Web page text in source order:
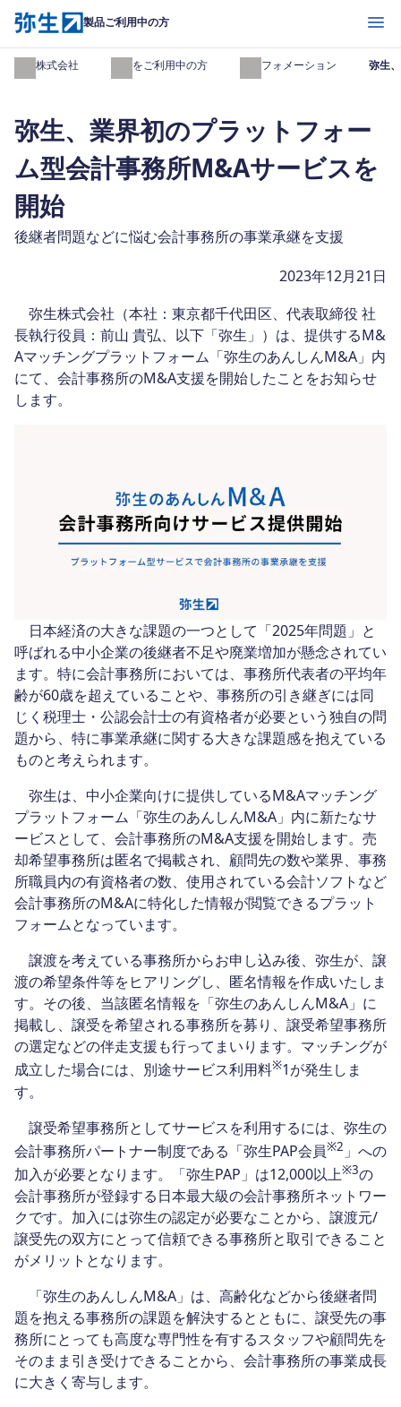
製品ご利用中の方 開く
弥生株式会社 製品をご利用中の方 インフォメーション 弥生
弥生、業界初のプラットフォー
ム型会計事務所M&Aサービスを
開始
後継者問題などに悩む会計事務所の事業承継を支援
2023年12月21日
弥生株式会社（本社：東京都千代田区、代表取締役 社
長執行役員：前山 貴弘、以下「弥生」）は、提供するM&
Aマッチングプラットフォーム「弥生のあんしんM&A」内
にて、会計事務所のM&A支援を開始したことをお知らせ
します。
日本経済の大きな課題の一つとして「2025年問題」と
呼ばれる中小企業の後継者不足や廃業増加が懸念されてい
ます。特に会計事務所においては、事務所代表者の平均年
齢が60歳を超えていることや、事務所の引き継ぎには同
じく税理士・公認会計士の有資格者が必要という独自の問
題から、特に事業承継に関する大きな課題感を抱えている
ものと考えられます。
弥生は、中小企業向けに提供しているM&Aマッチング
プラットフォーム「弥生のあんしんM&A」内に新たなサ
ービスとして、会計事務所のM&A支援を開始します。売
却希望事務所は匿名で掲載され、顧問先の数や業界、事務
所職員内の有資格者の数、使用されている会計ソフトなど
会計事務所のM&Aに特化した情報が閲覧できるプラット
フォームとなっています。
譲渡を考えている事務所からお申し込み後、弥生が、譲
渡の希望条件等をヒアリングし、匿名情報を作成いたしま
す。その後、当該匿名情報を「弥生のあんしんM&A」に
掲載し、譲受を希望される事務所を募り、譲受希望事務所
の選定などの伴走支援も行ってまいります。マッチングが
成立した場合には、別途サービス利用料※1が発生しま
す。
譲受希望事務所としてサービスを利用するには、弥生の
会計事務所パートナー制度である「弥生PAP会員※2 」への
加入が必要となります。「弥生PAP」は12,000以上※3の
会計事務所が登録する日本最大級の会計事務所ネットワー
クです。加入には弥生の認定が必要なことから、譲渡元/
譲受先の双方にとって信頼できる事務所と取引できること
がメリットとなります。
「弥生のあんしんM&A」は、高齢化などから後継者問
題を抱える事務所の課題を解決するとともに、譲受先の事
務所にとっても高度な専門性を有するスタッフや顧問先を
そのまま引き受けできることから、会計事務所の事業成長
に大きく寄与します。